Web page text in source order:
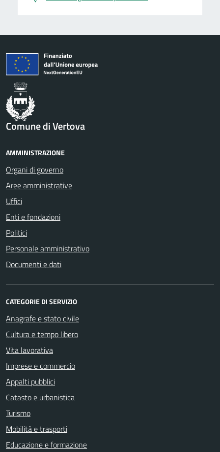
Comune di Vertova
AMMINISTRAZIONE
Organi di governo
Aree amministrative
Uffici
Enti e fondazioni
Politici
Personale amministrativo
Documenti e dati
CATEGORIE DI SERVIZIO
Anagrafe e stato civile
Cultura e tempo libero
Vita lavorativa
Imprese e commercio
Appalti pubblici
Catasto e urbanistica
Turismo
Mobilità e trasporti
Educazione e formazione